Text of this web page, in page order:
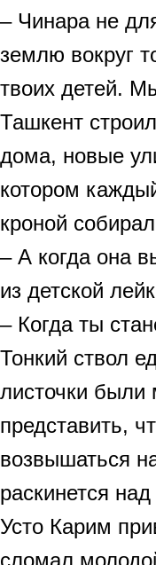
– Чинара не
землю вокруг
твоих детей.
Ташкент
дома, новые
котором
кроной
– А когда она
из детской
– Когда ты
Тонкий ствол
листочки были
представить,
возвышаться
раскинется
Усто Карим
сломал